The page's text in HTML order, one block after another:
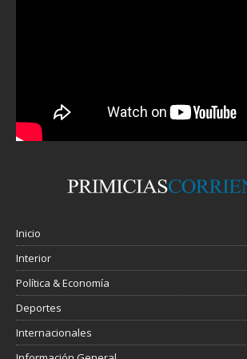
Inicio
Interior
Política & Economía
Deportes
Internacionales